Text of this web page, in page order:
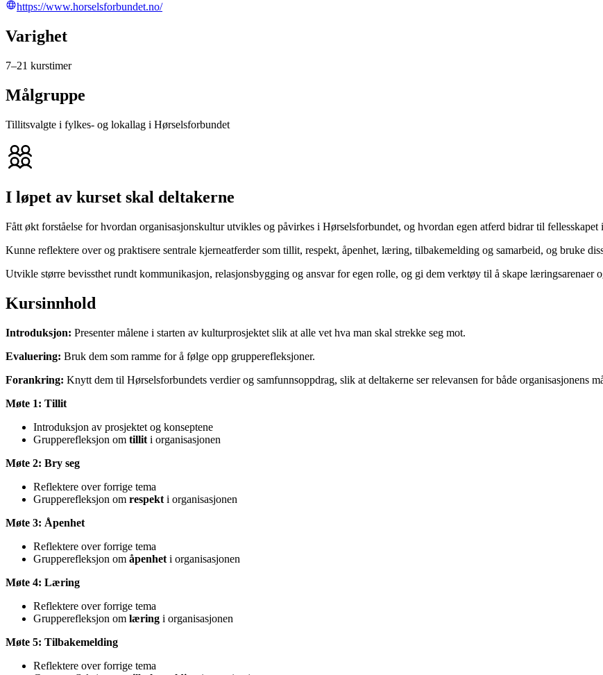
https://www.horselsforbundet.no/
Varighet
7–21 kurstimer
Målgruppe
Tillitsvalgte i fylkes- og lokallag i Hørselsforbundet
I løpet av kurset skal deltakerne
Fått økt forståelse for hvordan organisasjonskultur utvikles og påvirkes i Hørselsforbundet, og hvordan egen atferd bidrar til fellesskapet
Kunne reflektere over og praktisere sentrale kjerneatferder som tillit, respekt, åpenhet, læring, tilbakemelding og samarbeid, og bruke
Utvikle større bevissthet rundt kommunikasjon, relasjonsbygging og ansvar for egen rolle, og gi dem verktøy til å skape læringsarenaer
Kursinnhold
Introduksjon: Presenter målene i starten av kulturprosjektet slik at alle vet hva man skal strekke seg mot.
Evaluering: Bruk dem som ramme for å følge opp grupperefleksjoner.
Forankring: Knytt dem til Hørselsforbundets verdier og samfunnsoppdrag, slik at deltakerne ser relevansen for både organisasjonens
Møte 1: Tillit
Introduksjon av prosjektet og konseptene
Grupperefleksjon om tillit i organisasjonen
Møte 2: Bry seg
Reflektere over forrige tema
Grupperefleksjon om respekt i organisasjonen
Møte 3: Åpenhet
Reflektere over forrige tema
Grupperefleksjon om åpenhet i organisasjonen
Møte 4: Læring
Reflektere over forrige tema
Grupperefleksjon om læring i organisasjonen
Møte 5: Tilbakemelding
Reflektere over forrige tema